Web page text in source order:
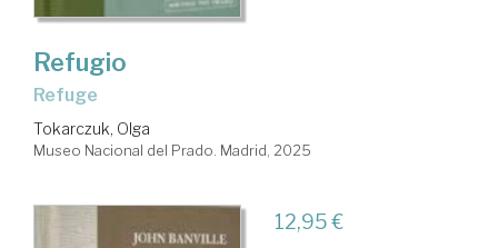
Refugio
Refuge
Tokarczuk, Olga
Museo Nacional del Prado. Madrid, 2025
12,95 €